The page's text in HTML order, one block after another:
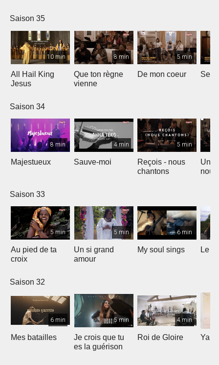
Saison 35
10 min
All Hail King
Jesus
8 min
Que ton règne
vienne
5 min
De mon coeur
Saison 34
8 min
Majestueux
4 min
Sauve-moi
5 min
Reçois - nous
chantons
Un
Saison 33
5 min
Au pied de ta
croix
5 min
Un si grand
amour
6 min
My soul sings Le
Saison 32
6 min
Mes batailles
5 min
Je crois que tu
es la guérison
4 min
Roi de Gloire